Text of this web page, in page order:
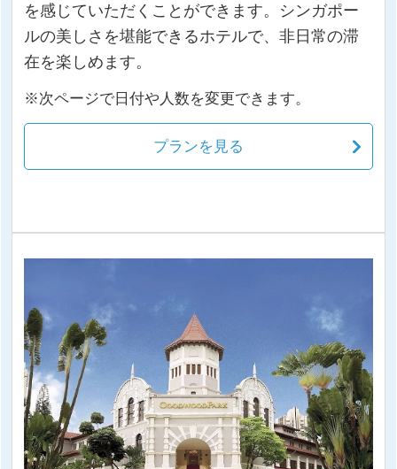
を感じていただくことができます。シンガポー
ルの美しさを堪能できるホテルで、非日常の滞
在を楽しめます。
※次ページで日付や人数を変更できます。
プランを見る